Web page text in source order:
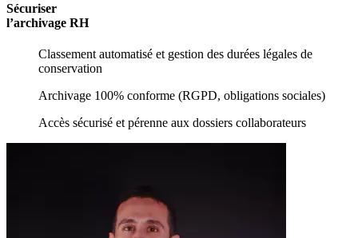
Sécuriser
l’archivage RH
Classement automatisé et gestion des durées légales de
conservation
Archivage 100% conforme (RGPD, obligations sociales)
Accès sécurisé et pérenne aux dossiers collaborateurs